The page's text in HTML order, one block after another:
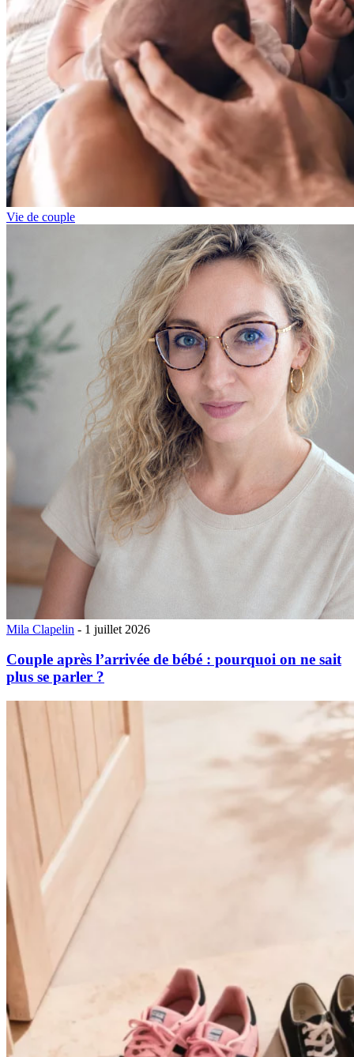
Vie de couple
Mila Clapelin - 1 juillet 2026
Couple après l’arrivée de bébé : pourquoi on ne sait
plus se parler ?